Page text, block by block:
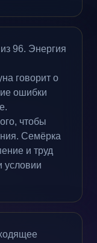
96. Энергия
говорит о
ошибки
чтобы
Семёрка
и труд
условии